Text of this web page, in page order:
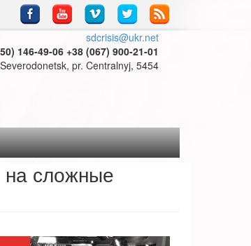
sdcrisis@ukr.net
146-49-06 +38 (067) 900-21-01
pr. Centralnyj, 5454
сложные